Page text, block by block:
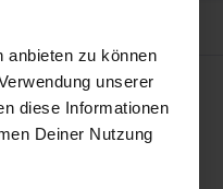
anbieten zu können
unserer
diese Informationen
Deiner Nutzung